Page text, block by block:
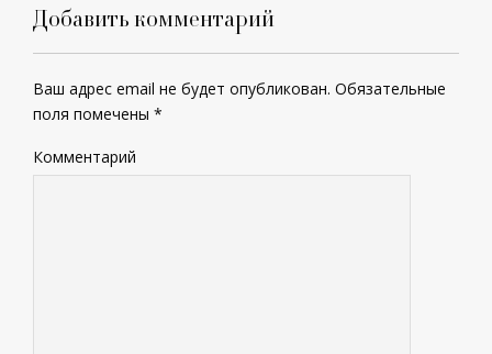
Добавить комментарий
Ваш адрес email не будет опубликован. Обязательные
поля помечены *
Комментарий